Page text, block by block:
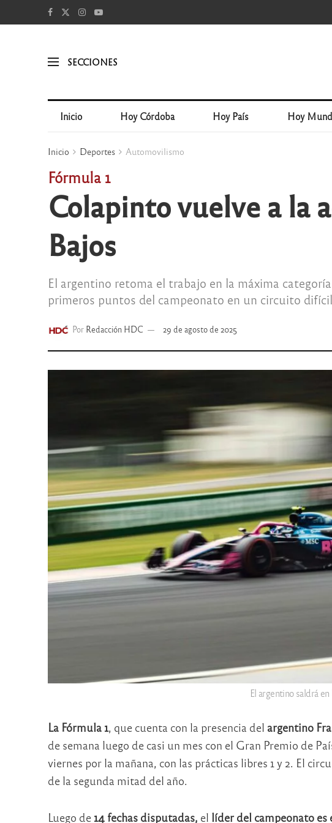
SECCIONES
Inicio Hoy Córdoba Hoy País Hoy
Inicio Deportes Automovilismo
Fórmula 1
Colapinto vuelve a la
Bajos
El argentino retoma el trabajo en la máxima
primeros puntos del campeonato en un circuito
Por Redacción HDC 29 de agosto de 2025
El argentino saldrá
La Fórmula 1, que cuenta con la presencia del argentino
de semana luego de casi un mes con el Gran Premio de
viernes por la mañana, con las prácticas libres 1 y 2. El
de la segunda mitad del año.
Luego de 14 fechas disputadas, el líder del campeonato